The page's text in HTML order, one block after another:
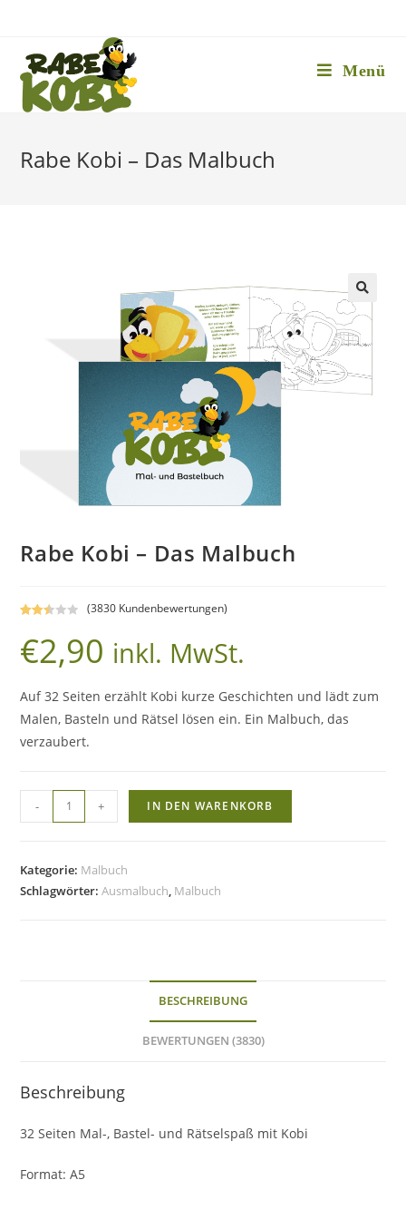
springen
Menü
Rabe Kobi – Das Malbuch
🔍
Rabe Kobi – Das Malbuch
tet mit
2.52
basie
Kunde
(3830 Kundenbewertungen)
€2,90 inkl. MwSt.
Auf 32 Seiten erzählt Kobi kurze Geschichten und lädt zum
Malen, Basteln und Rätsel lösen ein. Ein Malbuch, das
verzaubert.
Kobi
Das
Malbuch
- + IN DEN WARENKORB
Kategorie: Malbuch
Schlagwörter:Ausmalbuch, Malbuch
BESCHREIBUNG
BEWERTUNGEN (3830)
Beschreibung
32 Seiten Mal-, Bastel- und Rätselspaß mit Kobi
Format: A5